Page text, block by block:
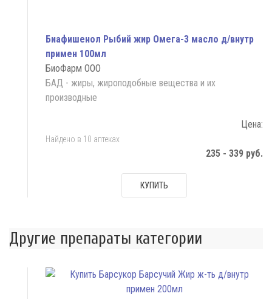
Биафишенол Рыбий жир Омега-3 масло д/внутр
примен 100мл
БиоФарм ООО
БАД - жиры, жироподобные вещества и их
производные
Цена:
Найдено в 10 аптеках
235 - 339 руб.
КУПИТЬ
Другие препараты категории